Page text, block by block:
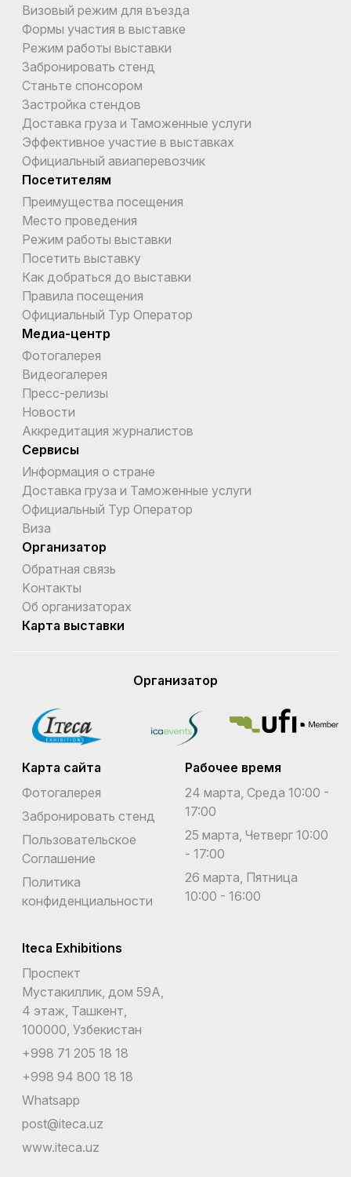
Визовый режим для въезда
Формы участия в выставке
Режим работы выставки
Забронировать стенд
Станьте спонсором
Застройка стендов
Доставка груза и Таможенные услуги
Эффективное участие в выставках
Официальный авиаперевозчик
Посетителям
Преимущества посещения
Место проведения
Режим работы выставки
Посетить выставку
Как добраться до выставки
Правила посещения
Официальный Тур Оператор
Медиа-центр
Фотогалерея
Видеогалерея
Пресс-релизы
Новости
Аккредитация журналистов
Сервисы
Информация о стране
Доставка груза и Таможенные услуги
Официальный Тур Оператор
Виза
Организатор
Обратная связь
Kонтакты
Об организаторах
Карта выставки
Организатор
Карта сайта
Фотогалерея
Забронировать стенд
Пользовательское
Соглашение
Политика
конфиденциальности
Рабочее время
24 марта, Среда 10:00 -
17:00
25 марта, Четверг 10:00
- 17:00
26 марта, Пятница
10:00 - 16:00
Iteca Exhibitions
Проспект
Мустакиллик, дом 59А,
4 этаж, Ташкент,
100000, Узбекистан
+998 71 205 18 18
+998 94 800 18 18
Whatsapp
post@iteca.uz
www.iteca.uz